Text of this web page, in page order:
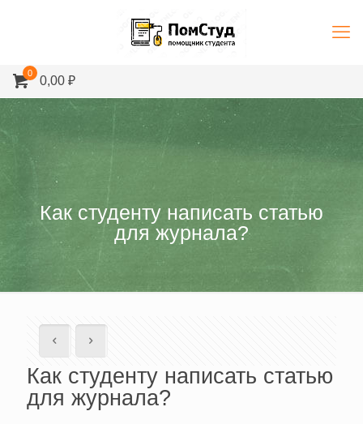
0
0,00 ₽
Как студенту написать статью
для журнала?
Как студенту написать статью
для журнала?